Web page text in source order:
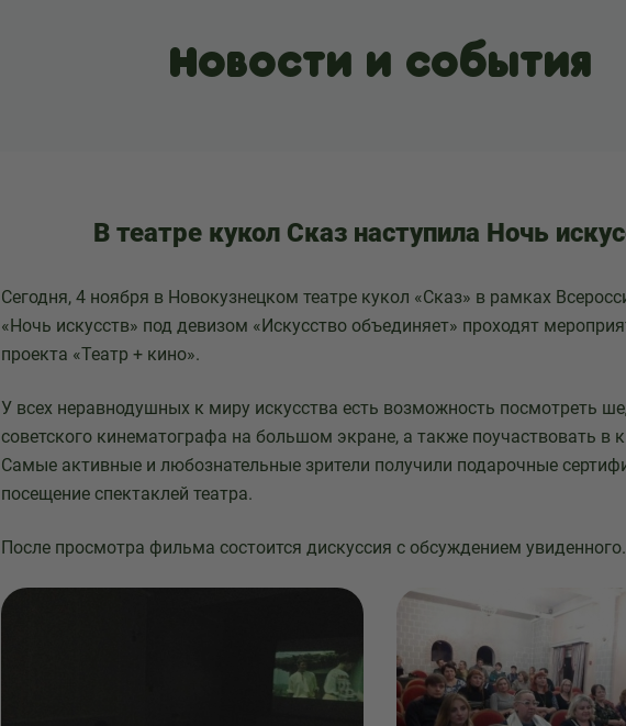
Новости и события
В театре кукол Сказ наступила Ночь
Сегодня, 4 ноября в Новокузнецком театре кукол «Сказ» в рамках
«Ночь искусств» под девизом «Искусство объединяет» проходят
проекта «Театр + кино».
У всех неравнодушных к миру искусства есть возможность посмотреть
советского кинематографа на большом экране, а также поучаствовать в
Самые активные и любознательные зрители получили подарочные
посещение спектаклей театра.
После просмотра фильма состоится дискуссия с обсуждением увиденного.